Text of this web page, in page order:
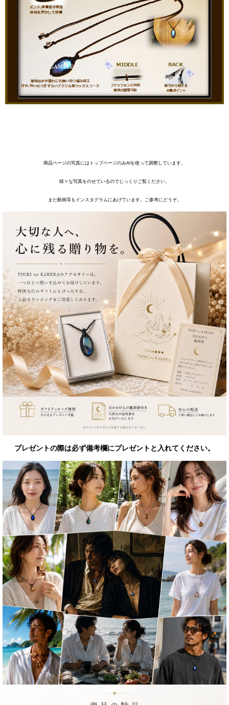
商品ページの写真にはトップページのみAIを使って調整しています。
様々な写真をのせているのでじっくりご覧ください。
また動画等もインスタグラムにあげています。ご参考にどうぞ。
プレゼントの際は必ず備考欄にプレゼントと入れてください。